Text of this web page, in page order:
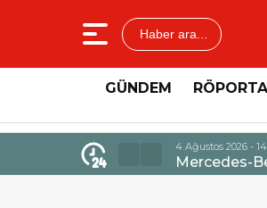
Haber ara...
GÜNDEM
4 Ağustos 2026 -
Mercedes-